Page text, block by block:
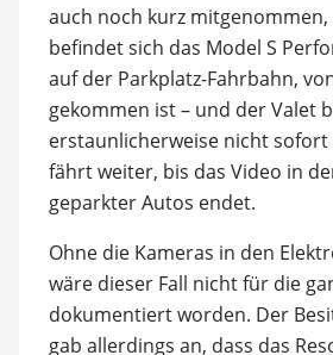
auch noch kurz
befindet sich das Model S
auf der Parkplatz-Fahrbahn,
gekommen ist – und der Valet
erstaunlicherweise nicht
fährt weiter, bis das Video in
geparkter Autos endet.
Ohne die Kameras in den
wäre dieser Fall nicht für die
dokumentiert worden. Der
gab allerdings an, dass das